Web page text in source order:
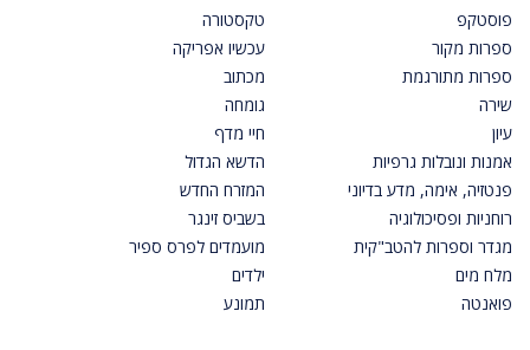
פוסטקפ
ספרות מקור
ספרות מתורגמת
שירה
עיון
אמנות ונובלות גרפיות
פנטזיה, אימה, מדע בדיוני
רוחניות ופסיכולוגיה
מגדר וספרות להטב"קית
מלח מים
פואנטה
טקסטורה
עכשיו אפריקה
מכתוב
גומחה
חיי מדף
הדשא הגדול
המזרח החדש
בשביס זינגר
מועמדים לפרס ספיר
ילדים
תמונע